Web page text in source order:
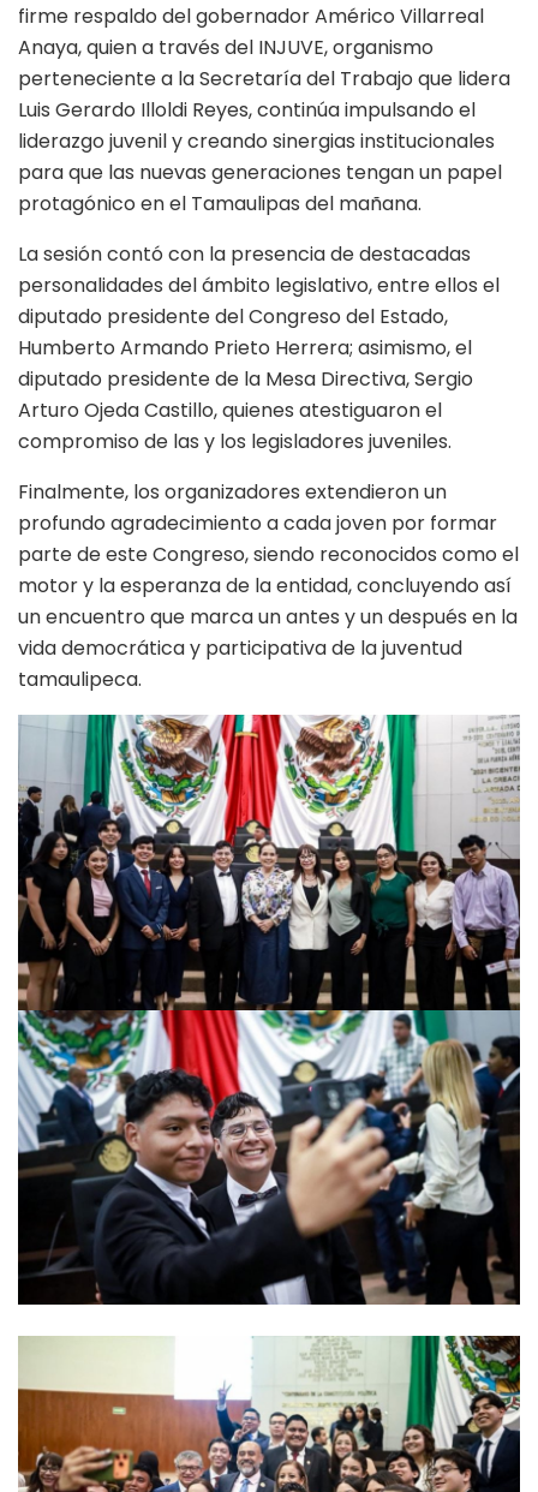
firme respaldo del gobernador Américo Villarreal
Anaya, quien a través del INJUVE, organismo
perteneciente a la Secretaría del Trabajo que lidera
Luis Gerardo Illoldi Reyes, continúa impulsando el
liderazgo juvenil y creando sinergias institucionales
para que las nuevas generaciones tengan un papel
protagónico en el Tamaulipas del mañana.
La sesión contó con la presencia de destacadas
personalidades del ámbito legislativo, entre ellos el
diputado presidente del Congreso del Estado,
Humberto Armando Prieto Herrera; asimismo, el
diputado presidente de la Mesa Directiva, Sergio
Arturo Ojeda Castillo, quienes atestiguaron el
compromiso de las y los legisladores juveniles.
Finalmente, los organizadores extendieron un
profundo agradecimiento a cada joven por formar
parte de este Congreso, siendo reconocidos como el
motor y la esperanza de la entidad, concluyendo así
un encuentro que marca un antes y un después en la
vida democrática y participativa de la juventud
tamaulipeca.